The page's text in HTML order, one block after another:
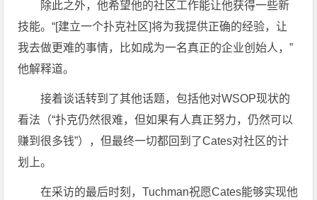
除此之外，他希望他的社区工作能让他获得一些新
技能。“[建立一个扑克社区]将为我提供正确的经验，让
我去做更难的事情，比如成为一名真正的企业创始人，”
他解释道。
接着谈话转到了其他话题，包括他对WSOP现状的
看法（“扑克仍然很难，但如果有人真正努力，仍然可以
赚到很多钱”），但最终一切都回到了Cates对社区的计
划上。
在采访的最后时刻，Tuchman祝愿Cates能够实现他